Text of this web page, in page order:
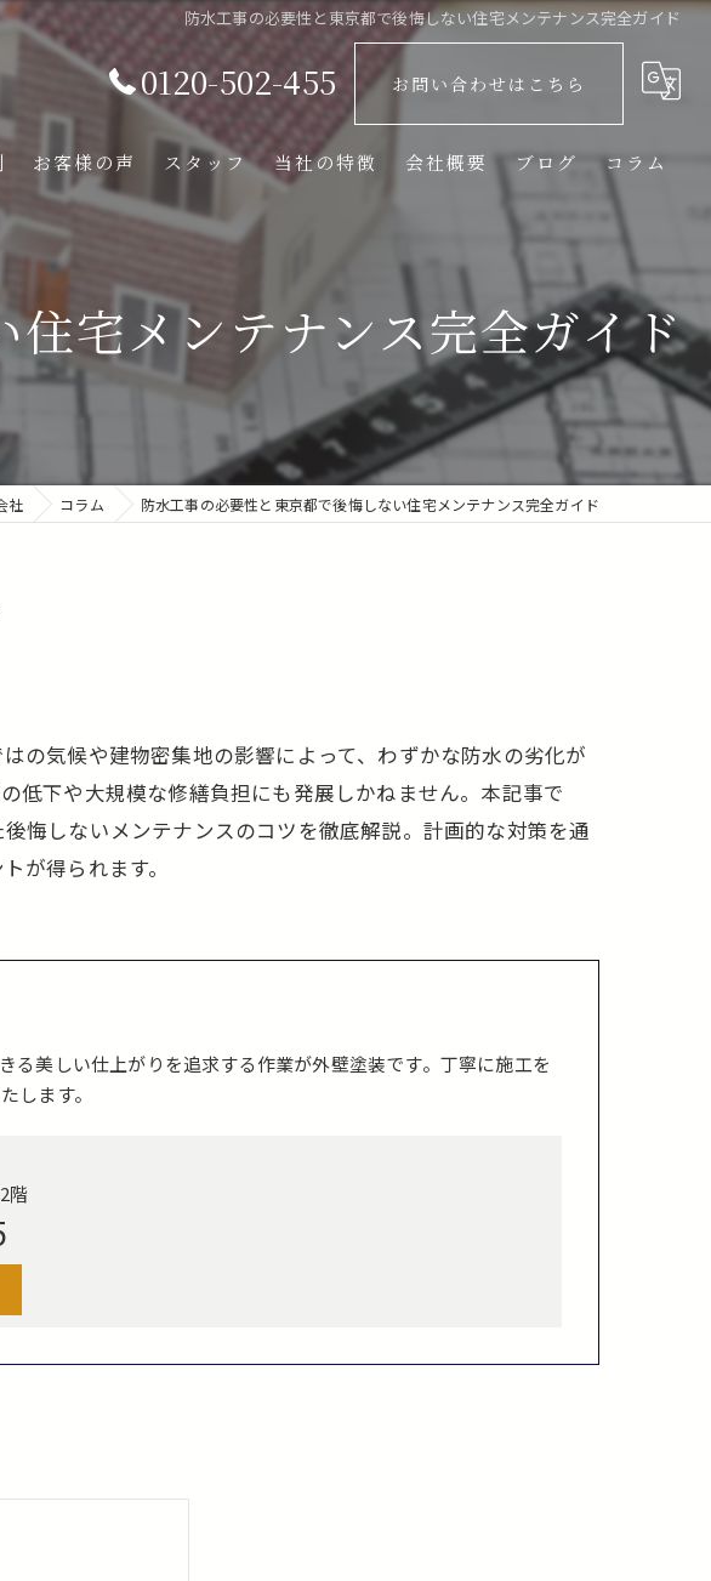
防水工事の必要性と東京都で後悔しない住宅メンテナンス完全ガイド
0120-502-455 お問い合わせはこちら
お客様の声 スタッフ 当社の特徴
ベランダ
光触媒
会社概要 ブログ コラム
宅メンテナンス完全ガイド
社 コラム 防水工事の必要性と東京都で後悔しない住宅メンテナンス完全ガイド
の気候や建物密集地の影響によって、わずかな防水の劣化が
低下や大規模な修繕負担にも発展しかねません。本記事で
悔しないメンテナンスのコツを徹底解説。計画的な対策を通
が得られます。
美しい仕上がりを追求する作業が外壁塗装です。丁寧に施工を
します。
階